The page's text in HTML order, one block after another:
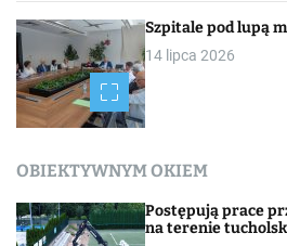
Szpitale pod lupą
14 lipca 2026
OBIEKTYWNYM OKIEM
Postępują prace
na terenie